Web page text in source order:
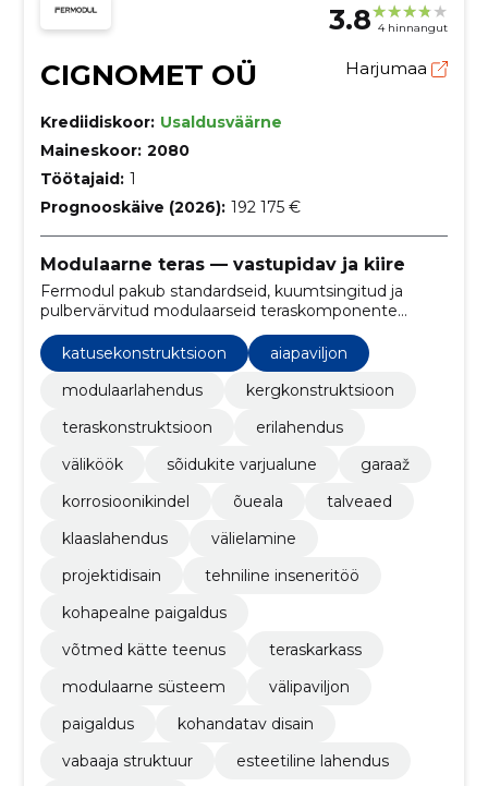
3.8 4 hinnangut
CIGNOMET OÜ Harjumaa
Krediidiskoor: Usaldusväärne
Maineskoor: 2080
Töötajaid: 1
Prognooskäive (2026): 192 175 €
Modulaarne teras — vastupidav ja kiire
Fermodul pakub standardseid, kuumtsingitud ja
pulbervärvitud modulaarseid teraskomponente
väikehitisteks. Kiire paigaldus, pikk kasutusiga ja
koostöö arhitektide ning tootjatega.
katusekonstruktsioon
aiapaviljon
modulaarlahendus
kergkonstruktsioon
teraskonstruktsioon
erilahendus
väliköök
sõidukite varjualune
garaaž
korrosioonikindel
õueala
talveaed
klaaslahendus
välielamine
projektidisain
tehniline inseneritöö
kohapealne paigaldus
võtmed kätte teenus
teraskarkass
modulaarne süsteem
välipaviljon
paigaldus
kohandatav disain
vabaaja struktuur
esteetiline lahendus